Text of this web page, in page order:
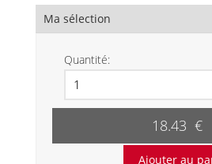
Ma sélection
Quantité:
18.43 €